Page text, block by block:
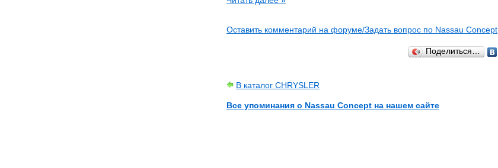
Оставить комментарий на форуме/Задать вопрос по Nassau Concept
Поделиться…
В каталог CHRYSLER
Все упоминания о Nassau Concept на нашем сайте